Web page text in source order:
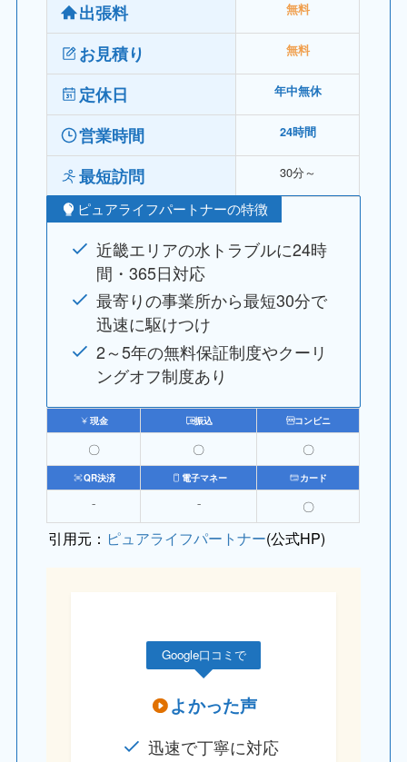
出張料 無料
お見積り 無料
定休日 年中無休
営業時間 24時間
最短訪問 30分～
ピュアライフパートナーの特徴
近畿エリアの水トラブルに24時
間・365日対応
最寄りの事業所から最短30分で
迅速に駆けつけ
2～5年の無料保証制度やクーリ
ングオフ制度あり
現金 振込 コンビニ
〇 〇 〇
QR決済 電子マネー カード
⁻ ⁻ 〇
引用元： ピュアライフパートナー(公式HP)
Google口コミで
よかった声
迅速で丁寧に対応